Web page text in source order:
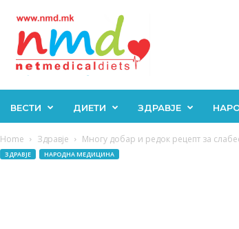
ВЕСТИ ДИЕТИ ЗДРАВЈЕ
Home Здравје Многу добар и редок рецепт за
ЗДРАВЈЕ НАРОДНА МЕДИЦИНА